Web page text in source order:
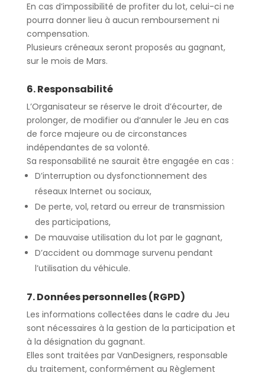
En cas d’impossibilité de profiter du lot, celui-ci ne
pourra donner lieu à aucun remboursement ni
compensation.
Plusieurs créneaux seront proposés au gagnant,
sur le mois de Mars.
6. Responsabilité
L’Organisateur se réserve le droit d’écourter, de
prolonger, de modifier ou d’annuler le Jeu en cas
de force majeure ou de circonstances
indépendantes de sa volonté.
Sa responsabilité ne saurait être engagée en cas :
D’interruption ou dysfonctionnement des
réseaux Internet ou sociaux,
De perte, vol, retard ou erreur de transmission
des participations,
De mauvaise utilisation du lot par le gagnant,
D’accident ou dommage survenu pendant
l’utilisation du véhicule.
7. Données personnelles (RGPD)
Les informations collectées dans le cadre du Jeu
sont nécessaires à la gestion de la participation et
à la désignation du gagnant.
Elles sont traitées par VanDesigners, responsable
du traitement, conformément au Règlement